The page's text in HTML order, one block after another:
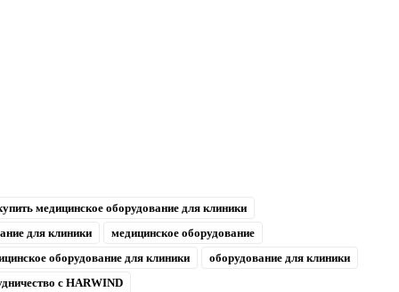
медицинское оборудование для клиники
для клиники
медицинское оборудование
оборудование для клиники
оборудование для клиники
с HARWIND